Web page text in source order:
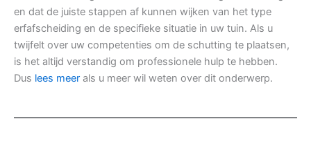
en dat de juiste stappen af kunnen wijken van het type
erfafscheiding en de specifieke situatie in uw tuin. Als u
twijfelt over uw competenties om de schutting te plaatsen,
is het altijd verstandig om professionele hulp te hebben.
Dus lees meer als u meer wil weten over dit onderwerp.